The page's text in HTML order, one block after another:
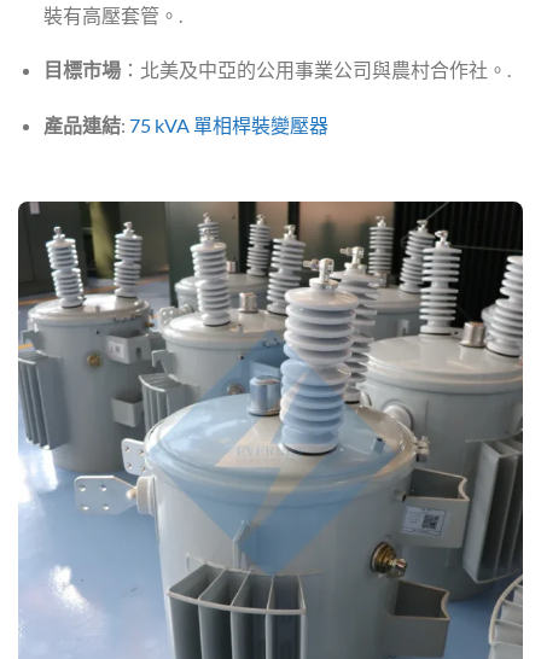
裝有高壓套管。.
目標市場：北美及中亞的公用事業公司與農村合作社。.
產品連結: 75 kVA 單相桿裝變壓器